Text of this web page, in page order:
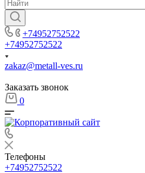
+74952752522
+74952752522
zakaz@metall-ves.ru
Заказать звонок
0
Телефоны
+74952752522